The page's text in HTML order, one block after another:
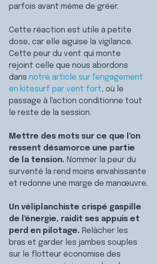
parfois avant même de gréer.
Cette réaction est utile à petite
dose, car elle aiguise la vigilance.
Cette peur du vent qui monte
rejoint celle que nous abordons
dans notre article sur l'engagement
en kitesurf par vent fort, où le
passage à l'action conditionne tout
le reste de la session.
Mettre des mots sur ce que l'on
ressent désamorce une partie
de la tension. Nommer la peur du
surventé la rend moins envahissante
et redonne une marge de manœuvre.
Un véliplanchiste crispé gaspille
de l'énergie, raidit ses appuis et
perd en pilotage. Relâcher les
bras et garder les jambes souples
sur le flotteur économise des